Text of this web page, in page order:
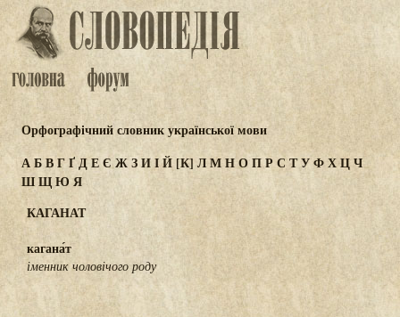
Орфографічний словник української мови
АБВГҐДЕЄ ЖЗИІЙ [К] ЛМНОПР СТУФХЦЧ
ШЩЮЯ
КАГАНАТ
кагана́т
іменник чоловічого роду